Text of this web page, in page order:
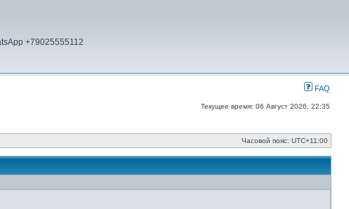
+79025555112
FAQ
Текущее время: 06 Август 2026, 22:35
Часовой пояс: UTC+11:00